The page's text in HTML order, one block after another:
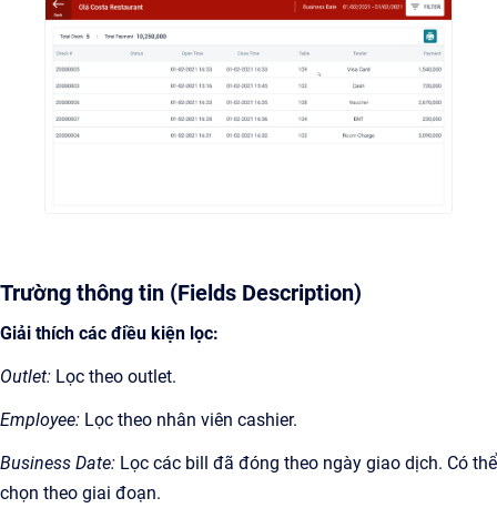
Trường thông tin (Fields Description)
Giải thích các điều kiện lọc:
Outlet: Lọc theo outlet.
Employee: Lọc theo nhân viên cashier.
Business Date: Lọc các bill đã đóng theo ngày giao dịch. Có thể
chọn theo giai đoạn.